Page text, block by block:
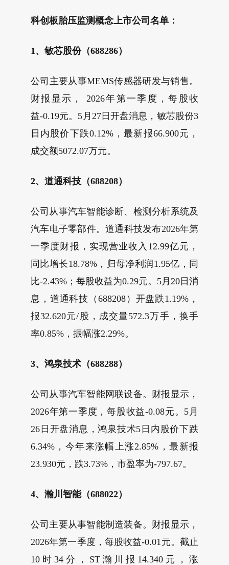
科创板胎压监测概念上市公司名单：
1、敏芯股份（688286）
公司主要从事MEMS传感器研发与销售。
财报显示， 2026年第一季度，每股收
益-0.19元。5月27日开盘消息，敏芯股份3
日内股价下跌0.12%，最新报66.900元，
成交额5072.07万元。
2、道通科技（688208）
公司从事汽车智能诊断、检测分析系统及
汽车电子零部件。道通科技发布2026年第
一季度财报，实现营业收入12.99亿元，
同比增长18.78%，归母净利润1.95亿，同
比-2.43%；每股收益为0.29元。5月20日消
息，道通科技（688208）开盘跌1.19%，
报32.620元/股，成交量572.3万手，换手
率0.85%，振幅涨2.29%。
3、鸿泉技术（688288）
公司从事汽车智能网联设备。财报显示，
2026年第一季度，每股收益-0.08元。5月
26日开盘消息，鸿泉技术5日内股价下跌
6.34%，今年来涨幅上涨2.85%，最新报
23.930元，跌3.73%，市盈率为-797.67。
4、瀚川智能（688022）
公司主要从事智能制造装备。财报显示，
2026年第一季度，每股收益-0.01元。截止
10时34分，ST瀚川报14.340元，涨